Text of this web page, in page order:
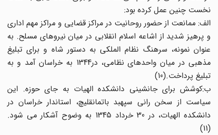
نخست چنین عمل کرده بود:
الف: ممانعت از حضور روحانیت در مراکز قضایی و مراکز مهم اداری
و پرهیز شدید از اشاعه اسلام انقلابی در میان نیروهای مسلح. به
عنوان نمونه، سرهنگ نظام الملکی به دستور شاه و برای تبلیغ
مذهبی در میان واحدهای نظامی، در1344 به خراسان آمد و به
تبلیغ پرداخت.(10)
ب:کوشش برای جانشینی دانشکده الهیات به جای حوزه. این
سیاست از سخن رانی سپهبد باتمانقلیچ، استاندار خراسان در
دانشکده الهیات، در 30 خرداد 1345 به وضوح آشکار می شود.